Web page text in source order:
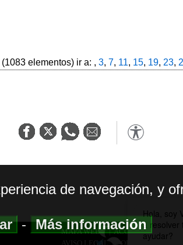
elementos) ir a: , 3, 7, 11, 15, 19, 23,
MAPA WEB|ACCESIBILIDAD
AVISO LEGAL| POLITICA DE
de navegación, y
-Más información